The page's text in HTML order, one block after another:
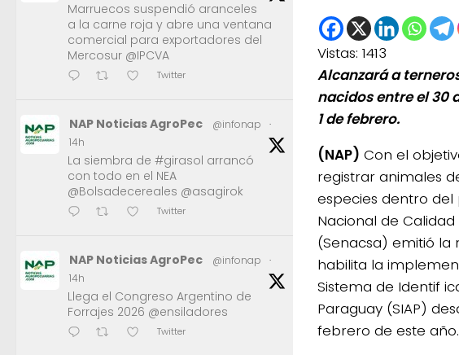
Vistas: 1413
Alcanzará a
nacidos entre el 30
1 de febrero.
(NAP) Con el
registrar animales
especies dentro del
Nacional de
(Senacsa) emitió la
habilita la
Sistema de Identif
Paraguay (SIAP)
febrero de este año.
Marruecos suspendió aranceles
a la carne roja y abre una ventana
comercial para exportadores del
Mercosur @IPCVA
Twitter
NAP Noticias AgroPec @infonap
·
14h
La siembra de #girasol arrancó
con todo en el NEA
@Bolsadecereales @asagirok
Twitter
NAP Noticias AgroPec @infonap
·
14h
Llega el Congreso Argentino de
Forrajes 2026 @ensiladores
Twitter